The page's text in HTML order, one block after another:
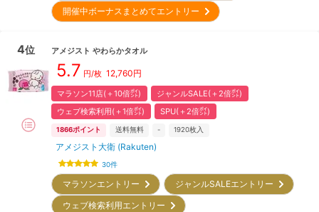
開催中ボーナスまとめてエントリー
4位 アメジスト やわらかタオル
5.7 円/枚 12,760円
マラソン11店(＋10倍㌽)
ジャンルSALE(＋2倍㌽)
ウェブ検索利用(＋1倍㌽)
SPU(＋2倍㌽)
1866ポイント 送料無料 - 1920枚入
アメジスト大衛 (Rakuten)
30件
マラソンエントリー
ジャンルSALEエントリー
ウェブ検索利用エントリー